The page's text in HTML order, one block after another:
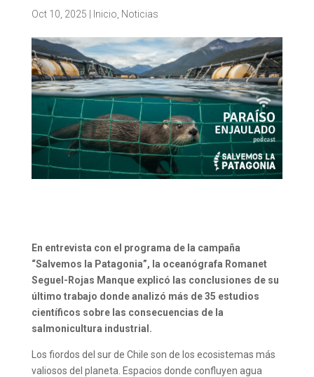
Oct 10, 2025 Inicio Noticias
En entrevista con el programa de la campaña
“Salvemos la Patagonia”, la oceanógrafa Romanet
Seguel-Rojas Manque explicó las conclusiones de su
último trabajo donde analizó más de 35 estudios
científicos sobre las consecuencias de la
salmonicultura industrial.
Los fiordos del sur de Chile son de los ecosistemas más
valiosos del planeta. Espacios donde confluyen agua